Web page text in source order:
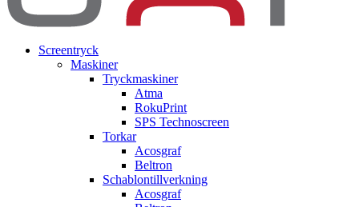
Screentryck
Maskiner
Tryckmaskiner
Atma
RokuPrint
SPS Technoscreen
Torkar
Acosgraf
Beltron
Schablontillverkning
Acosgraf